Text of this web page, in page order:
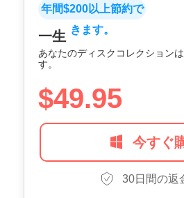
年間$200以上節約で
きます。
一生
あなたのディスクコレクション
す。
$49.95
今すぐ
30日間の返